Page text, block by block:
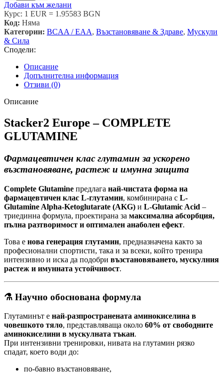
Добави към желани
Курс: 1 EUR = 1.95583 BGN
Код: Няма
Категории: BCAA / EAA, Възстановяване & Здраве, Мускули
& Сила
Сподели:
Описание
Допълнителна информация
Отзиви (0)
Описание
Stacker2 Europe – COMPLETE
GLUTAMINE
Фармацевтичен клас глутамин за ускорено
възстановяване, растеж и имунна защита
Complete Glutamine предлага най-чистата форма на
фармацевтичен клас L-глутамин, комбинирана с L-
Glutamine Alpha-Ketoglutarate (AKG) и L-Glutamic Acid –
триединна формула, проектирана за максимална абсорбция,
пълна разтворимост и оптимален анаболен ефект.
Това е нова генерация глутамин, предназначена както за
професионални спортисти, така и за всеки, който тренира
интензивно и иска да подобри възстановяването, мускулния
растеж и имунната устойчивост.
⚗️ Научно обоснована формула
Глутаминът е най-разпространената аминокиселина в
човешкото тяло, представляваща около 60% от свободните
аминокиселини в мускулната тъкан.
При интензивни тренировки, нивата на глутамин рязко
спадат, което води до:
по-бавно възстановяване,